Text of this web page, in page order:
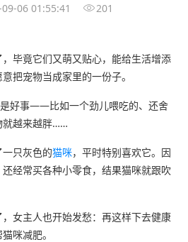
06 01:55:41 201
毕竟它们又萌又贴心，能给生活增添
把宠物当成家里的一份子。
是好事——比如一个劲儿喂吃的、还舍
就越来越胖……
只灰色的猫咪，平时特别喜欢它。因
经常买各种小零食，结果猫咪就跟吹
女主人也开始发愁：再这样下去健康
咪减肥。